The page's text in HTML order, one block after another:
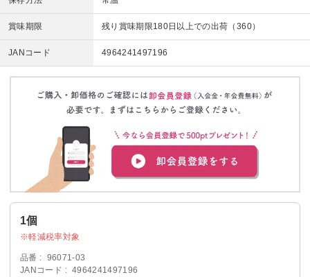
賞味期限 残り賞味期限180日以上での出荷（360）
JANコード 4964241497196
1個
軽減税率対象
品番
96071-03
JANコード
4964241497196